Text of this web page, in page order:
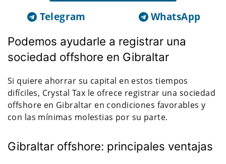
Telegram WhatsApp
Podemos ayudarle a registrar una
sociedad offshore en Gibraltar
Si quiere ahorrar su capital en estos tiempos
difíciles, Crystal Tax le ofrece registrar una sociedad
offshore en Gibraltar en condiciones favorables y
con las mínimas molestias por su parte.
Gibraltar offshore: principales ventajas